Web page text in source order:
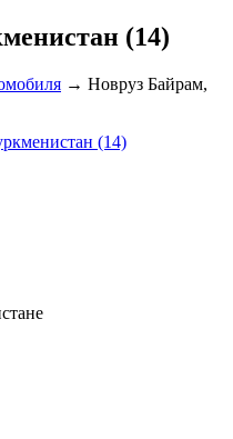
(14)
→ Новруз Байрам,